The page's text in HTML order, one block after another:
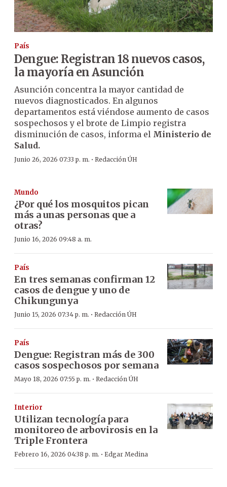
País
Dengue: Registran 18 nuevos casos,
la mayoría en Asunción
Asunción concentra la mayor cantidad de
nuevos diagnosticados. En algunos
departamentos está viéndose aumento de casos
sospechosos y el brote de Limpio registra
disminución de casos, informa el Ministerio de
Salud.
Junio 26, 2026 07:33 p. m. · Redacción ÚH
Mundo
¿Por qué los mosquitos pican
más a unas personas que a
otras?
Junio 16, 2026 09:48 a. m.
País
En tres semanas confirman 12
casos de dengue y uno de
Chikungunya
Junio 15, 2026 07:34 p. m. · Redacción ÚH
País
Dengue: Registran más de 300
casos sospechosos por semana
Mayo 18, 2026 07:55 p. m. · Redacción ÚH
Interior
Utilizan tecnología para
monitoreo de arbovirosis en la
Triple Frontera
Febrero 16, 2026 04:38 p. m. · Edgar Medina